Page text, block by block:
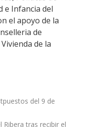
e Infancia del
el apoyo de la
de
de la
del 9 de
Ribera tras recibir el